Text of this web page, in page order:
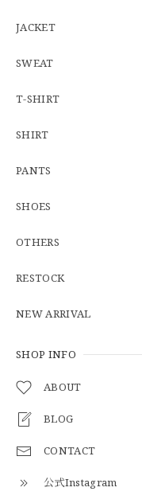
JACKET
SWEAT
T-SHIRT
SHIRT
PANTS
SHOES
OTHERS
RESTOCK
NEW ARRIVAL
SHOP INFO
ABOUT
BLOG
CONTACT
公式Instagram
2026/04/
とても早く対応頂きあ